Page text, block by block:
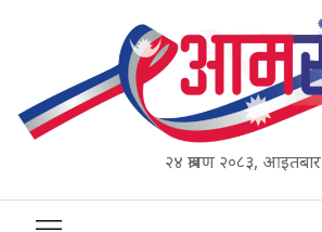
२४ श्रावण २०८३, आइतबार